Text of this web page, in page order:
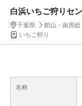
白浜いちご狩りセ
千葉県
館山・南房総
いちご狩り
名称